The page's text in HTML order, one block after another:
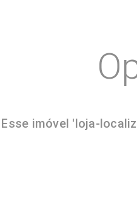
Esse imóvel 'loja-